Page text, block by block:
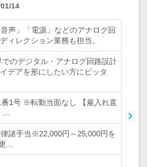
14
声」「電源」などのアナログ回
ィレクション業務も担当。
でのデジタル・アナログ回路設計
デアを形にしたい方にピッタ
1号 ※転勤当面なし 【雇入れ直
…
諸手当※22,000円～25,000円を
…